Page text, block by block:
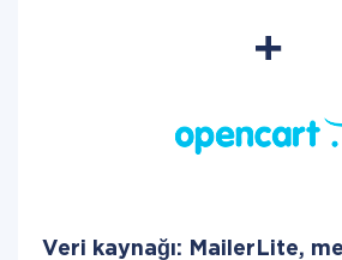
Veri kaynağı: MailerLite,